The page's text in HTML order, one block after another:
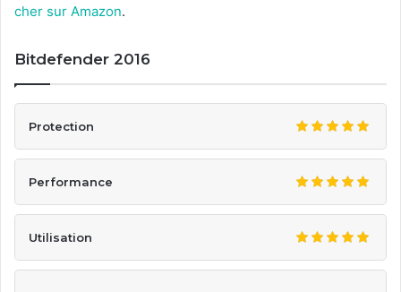
cher sur Amazon.
Bitdefender 2016
Protection
Performance
Utilisation